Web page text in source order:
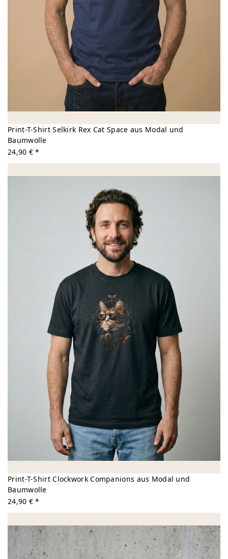
Print-T-Shirt Selkirk Rex Cat Space aus Modal und
Baumwolle
24,90 € *
Print-T-Shirt Clockwork Companions aus Modal und
Baumwolle
24,90 € *